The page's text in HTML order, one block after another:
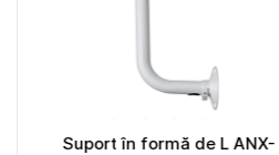
Suport în formă de L ANX-